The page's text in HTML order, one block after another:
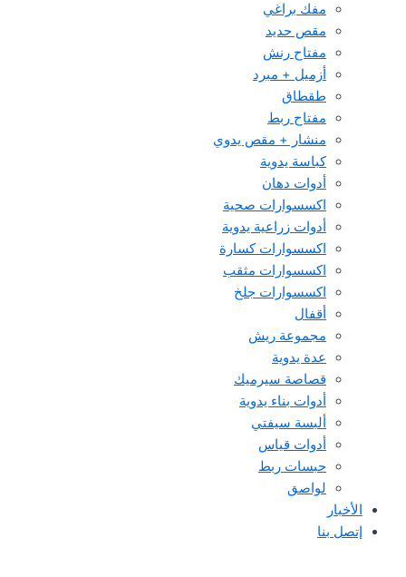
مفك براغي
مقص حديد
مفتاح رنش
أزميل + مبرد
طقطاق
مفتاح ربط
منشار + مقص يدوي
كباسة يدوية
أدوات دهان
اكسسوارات صحية
أدوات زراعية يدوية
اكسسوارات كسارة
اكسسوارات مثقب
اكسسوارات جلخ
أقفال
مجموعة ريش
عدة يدوية
قصاصة سيرميك
أدوات بناء يدوية
ألبسة سيفتي
أدوات قياس
حبسات ربط
لواصق
الأخبار
إتصل بنا